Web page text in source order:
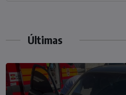
Últimas